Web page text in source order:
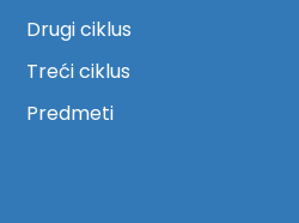
Drugi ciklus
Treći ciklus
Predmeti